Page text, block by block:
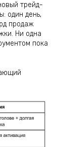
трейд-
один день,
продаж
Ни одна
пока